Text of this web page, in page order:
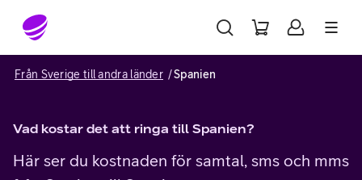
Gå till sidans innehåll
Från Sverige till andra länder Spanien
Vad kostar det att ringa till Spanien?
Här ser du kostnaden för samtal, sms och mms